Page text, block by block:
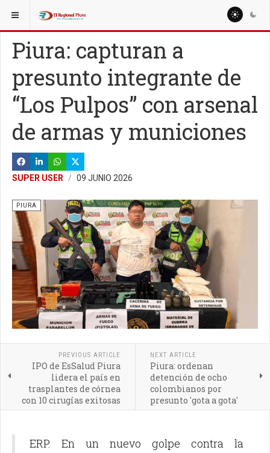
ESTÁ AQUÍ: REGIÓN PIURA
Piura: capturan a
presunto integrante de
“Los Pulpos” con arsenal
de armas y municiones
SUPER USER 09 JUNIO 2026
PIURA
PREVIOUS ARTICLE
IPO de EsSalud Piura
lidera el país en
trasplantes de córnea
con 10 cirugías exitosas
NEXT ARTICLE
Piura: ordenan
detención de ocho
colombianos por
presunto 'gota a gota'
ERP. En un nuevo golpe contra la